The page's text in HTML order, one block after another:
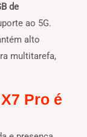
de
ao 5G.
alto
multitarefa,
Pro é